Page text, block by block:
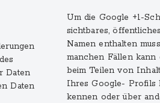
Daten
Daten
Um die Google +1-
sichtbares,
Namen enthalten
manchen Fällen kann
beim Teilen von
Ihres Google- Profils
kennen oder über